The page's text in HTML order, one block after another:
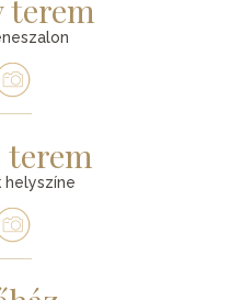
terem
terem
helyszíne